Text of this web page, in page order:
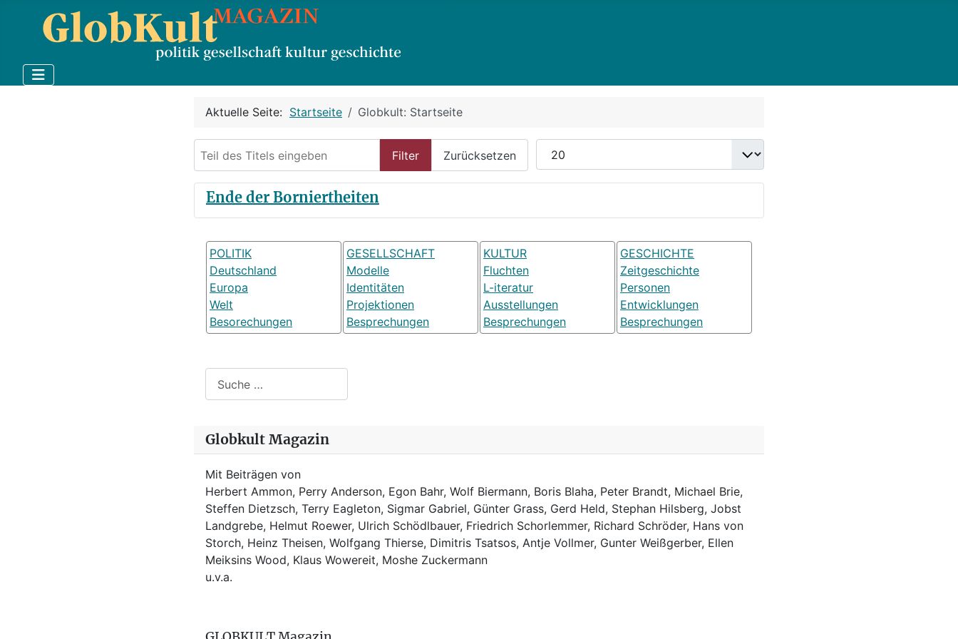
Aktuelle Seite: Startseite Globkult: Startseite
Filter Zurücksetzen
Anzeige #
Ende der Borniertheiten
POLITIK
Deutschland
Europa
Welt
Besorechungen
GESELLSCHAFT
Modelle
Identitäten
Projektionen
Besprechungen
KULTUR
Fluchten
L-iteratur
Ausstellungen
Besprechungen
GESCHICHTE
Zeitgeschichte
Personen
Entwicklungen
Besprechungen
Globkult Magazin
Mit Beiträgen von
Herbert Ammon, Perry Anderson, Egon Bahr, Wolf Biermann, Boris Blaha, Peter Brandt, Michael Brie,
Steffen Dietzsch, Terry Eagleton, Sigmar Gabriel, Günter Grass, Gerd Held, Stephan Hilsberg, Jobst
Landgrebe, Helmut Roewer, Ulrich Schödlbauer, Friedrich Schorlemmer, Richard Schröder, Hans von
Storch, Heinz Theisen, Wolfgang Thierse, Dimitris Tsatsos, Antje Vollmer, Gunter Weißgerber, Ellen
Meiksins Wood, Klaus Wowereit, Moshe Zuckermann
u.v.a.